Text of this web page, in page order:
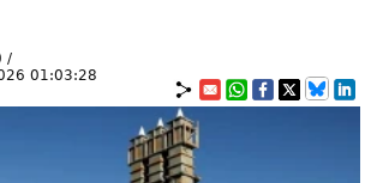
/
01:03:28